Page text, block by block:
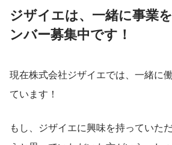
ジザイエは、一緒に事業
ンバー募集中です！
現在株式会社ジザイエでは、一緒に
ています！
もし、ジザイエに興味を持っていた